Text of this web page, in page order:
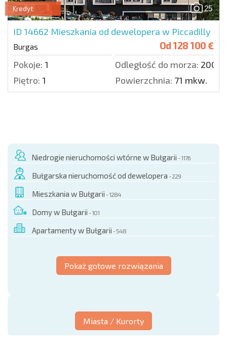
25
Kredyt
ID 14662 Mieszkania od dewelopera w Piccadilly
Burgas Od128 100 €
Pokoje: 1 Odległość do morza: 2000
Piętro: 1 Powierzchnia: 71 mkw.
Niedrogie nieruchomości wtórne w Bułgarii - 1176
Bułgarska nieruchomość od dewelopera - 229
Mieszkania w Bułgarii - 1284
Domy w Bułgarii - 101
Apartamenty w Bułgarii - 548
Pokaż gotowe rozwiązania
Miasta / Kurorty